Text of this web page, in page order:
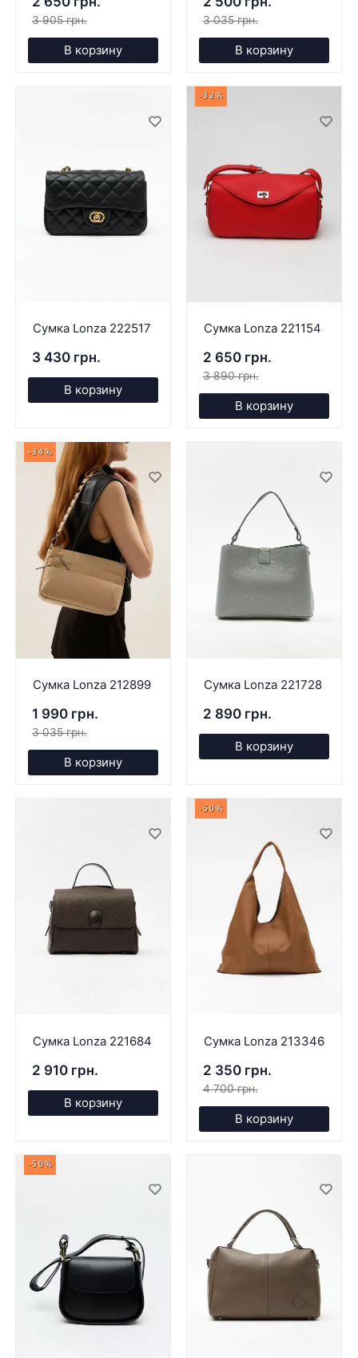
3 905 грн.
В корзину
3 035 грн.
В корзину
Сумка Lonza 222517
3 430 грн.
В корзину
-32%
Сумка Lonza 221154
2 650 грн.
3 890 грн.
В корзину
-34%
Сумка Lonza 212899
1 990 грн.
3 035 грн.
В корзину
Сумка Lonza 221728
2 890 грн.
В корзину
Сумка Lonza 221684
2 910 грн.
В корзину
-50%
Сумка Lonza 213346
2 350 грн.
4 700 грн.
В корзину
-50%